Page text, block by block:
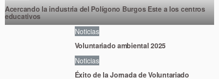
Acercando la industria del Polígono Burgos Este a los centros
educativos
Noticias
Voluntariado ambiental 2025
Noticias
Éxito de la Jornada de Voluntariado